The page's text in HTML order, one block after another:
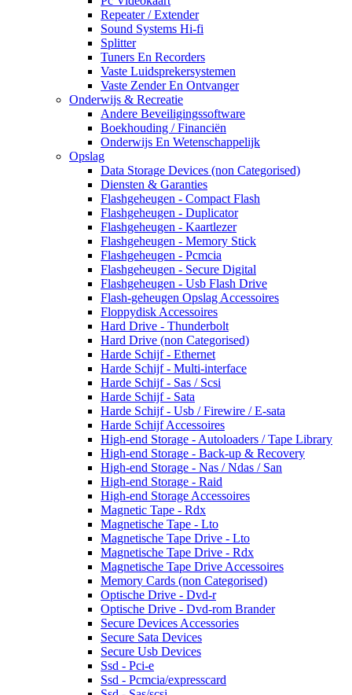
Repeater / Extender
Sound Systems Hi-fi
Splitter
Tuners En Recorders
Vaste Luidsprekersystemen
Vaste Zender En Ontvanger
Onderwijs & Recreatie
Andere Beveiligingssoftware
Boekhouding / Financiën
Onderwijs En Wetenschappelijk
Opslag
Data Storage Devices (non Categorised)
Diensten & Garanties
Flashgeheugen - Compact Flash
Flashgeheugen - Duplicator
Flashgeheugen - Kaartlezer
Flashgeheugen - Memory Stick
Flashgeheugen - Pcmcia
Flashgeheugen - Secure Digital
Flashgeheugen - Usb Flash Drive
Flash-geheugen Opslag Accessoires
Floppydisk Accessoires
Hard Drive - Thunderbolt
Hard Drive (non Categorised)
Harde Schijf - Ethernet
Harde Schijf - Multi-interface
Harde Schijf - Sas / Scsi
Harde Schijf - Sata
Harde Schijf - Usb / Firewire / E-sata
Harde Schijf Accessoires
High-end Storage - Autoloaders / Tape Library
High-end Storage - Back-up & Recovery
High-end Storage - Nas / Ndas / San
High-end Storage - Raid
High-end Storage Accessoires
Magnetic Tape - Rdx
Magnetische Tape - Lto
Magnetische Tape Drive - Lto
Magnetische Tape Drive - Rdx
Magnetische Tape Drive Accessoires
Memory Cards (non Categorised)
Optische Drive - Dvd-r
Optische Drive - Dvd-rom Brander
Secure Devices Accessories
Secure Sata Devices
Secure Usb Devices
Ssd - Pci-e
Ssd - Pcmcia/expresscard